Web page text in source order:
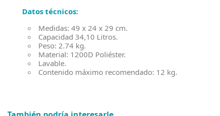
Datos técnicos:
Medidas: 49 x 24 x 29 cm.
Capacidad 34,10 Litros.
Peso: 2.74 kg.
Material: 1200D Poliéster.
Lavable.
Contenido máximo recomendado: 12 kg.